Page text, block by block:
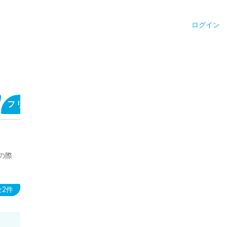
ログイン
フリーコメントを見る
際
2件